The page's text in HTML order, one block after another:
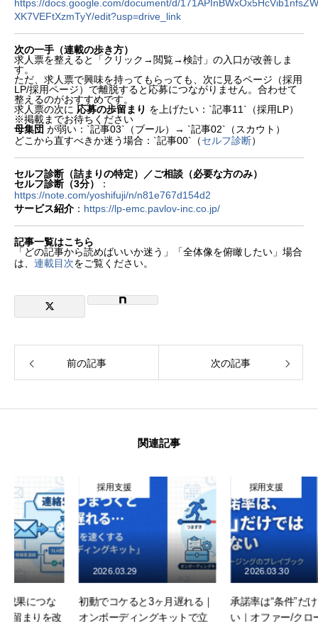
https://docs.google.com/document/d/
XK7VEFtXzmTyY/edit?usp=drive_link
次の一手（連載の歩き方）
求人票を整えると「クリック→閲覧→検討」の入口が改善しま
す。
ただ、求人票で興味を持ってもらっても、次に見るページ（採用
LP/採用ページ）で離脱すると応募につながりません。合わせて
整えるのがおすすめです。
求人票の次に 応募の歩留まり を上げたい：`記事11`（採用LP）
※掲載までお待ちください
母集団 が弱い：`記事03`（ブール）→ `記事02`（スカウト）
どこから直すべきか迷う場合：`記事00`（セルフ診断）
セルフ診断（詰まりの特定）／ご相談（必要な方のみ）
セルフ診断（3分）
：
https://note.com/yoshifuji/n/n81e767d154d2
サービス紹介 ： https://lp-emc.pavlov-inc.co.jp/
記事一覧はこちら
「どの記事から読めばいいか迷う」「全体像を俯瞰したい」場合
は、 連載目次をご覧ください。
前の記事 次の記事
関連記事
採用支援
初動でコケると3ヶ月遅れる｜
オンボーディングキットで立
2026.03.29
採用支援
承諾率は“条件”だけで決まらな
い｜オファー/クロージングの
2026.03.30
5. 期待値（成果）が書かれていない
6. チームや開発環境が“ふわっと”している
8. 選考プロセスが曖昧（不安で離脱する）
9. 報酬レンジの“幅”が広すぎる／理由が無い
良い例/悪い例（ここだけ直せば変わる）
悪い例：期待がぼやける
良い例：成果と範囲が見える
冒頭の1ブロック（悪い例）
無料DL：求人票チェックリスト＋良/悪例（赤入れ）
次の一手（連載の歩き方）
セルフ診断（詰まりの特定）／ご相談（必要な方の